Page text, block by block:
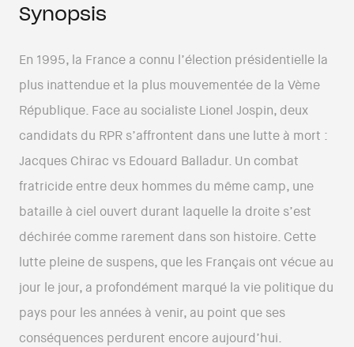
Synopsis
En 1995, la France a connu l’élection présidentielle la
plus inattendue et la plus mouvementée de la Vème
République. Face au socialiste Lionel Jospin, deux
candidats du RPR s’affrontent dans une lutte à mort :
Jacques Chirac vs Edouard Balladur. Un combat
fratricide entre deux hommes du même camp, une
bataille à ciel ouvert durant laquelle la droite s’est
déchirée comme rarement dans son histoire. Cette
lutte pleine de suspens, que les Français ont vécue au
jour le jour, a profondément marqué la vie politique du
pays pour les années à venir, au point que ses
conséquences perdurent encore aujourd’hui.